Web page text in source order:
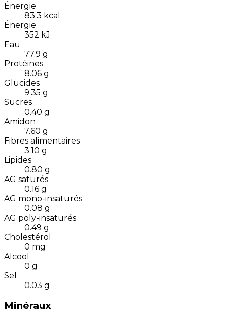
Énergie
83.3 kcal
Énergie
352 kJ
Eau
77.9 g
Protéines
8.06 g
Glucides
9.35 g
Sucres
0.40 g
Amidon
7.60 g
Fibres alimentaires
3.10 g
Lipides
0.80 g
AG saturés
0.16 g
AG mono-insaturés
0.08 g
AG poly-insaturés
0.49 g
Cholestérol
0 mg
Alcool
0 g
Sel
0.03 g
Minéraux